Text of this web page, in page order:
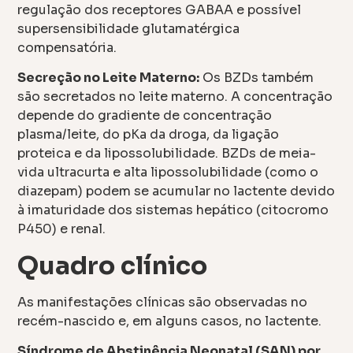
regulação dos receptores GABAA e possível
supersensibilidade glutamatérgica
compensatória.
Secreção no Leite Materno: Os BZDs também
são secretados no leite materno. A concentração
depende do gradiente de concentração
plasma/leite, do pKa da droga, da ligação
proteica e da lipossolubilidade. BZDs de meia-
vida ultracurta e alta lipossolubilidade (como o
diazepam) podem se acumular no lactente devido
à imaturidade dos sistemas hepático (citocromo
P450) e renal.
Quadro clínico
As manifestações clínicas são observadas no
recém-nascido e, em alguns casos, no lactente.